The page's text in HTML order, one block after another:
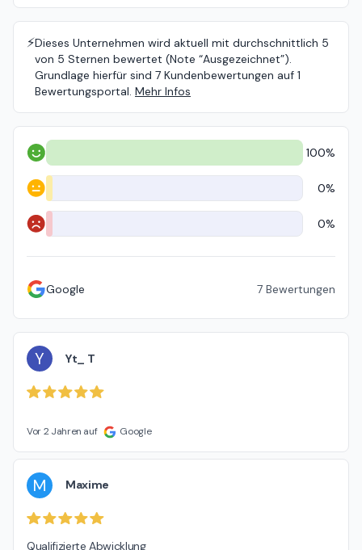
⚡️Dieses Unternehmen wird aktuell mit durchschnittlich 5
von 5 Sternen bewertet (Note “Ausgezeichnet”).
Grundlage hierfür sind 7 Kundenbewertungen auf 1
Bewertungsportal. Mehr Infos
Positiv 100%
Neutral 0%
Negativ 0%
Google 7 Bewertungen
Y Yt_ T
Vor 2 Jahren auf Google
M Maxime
Qualifizierte Abwicklung